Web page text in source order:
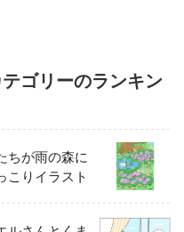
ゴリーのランキン
ちが雨の森に
りイラスト